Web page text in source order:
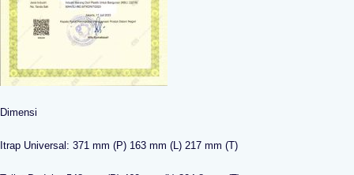
Dimensi
Itrap Universal: 371 mm (P) 163 mm (L) 217 mm (T)